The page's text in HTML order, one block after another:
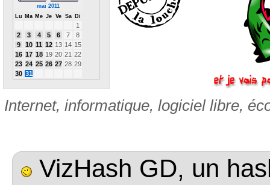
mai 2011
Lu Ma Me Je Ve Sa Di
1
2
3 4 5 6 7
8
9
10 11 12 13 14 15
16 17 18 19 20 21 22
23 24 25 26 27 28 29
30 31
Internet, informatique, logiciel libre,
VizHash GD, un